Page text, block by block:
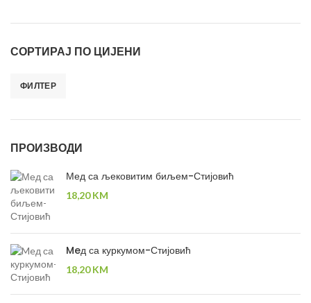
СОРТИРАЈ ПО ЦИЈЕНИ
Минимална цена
Максимална цена
ФИЛТЕР
ПРОИЗВОДИ
Мед са љековитим биљем-Стијовић
18,20KM
Meд са куркумом-Стијовић
18,20KM